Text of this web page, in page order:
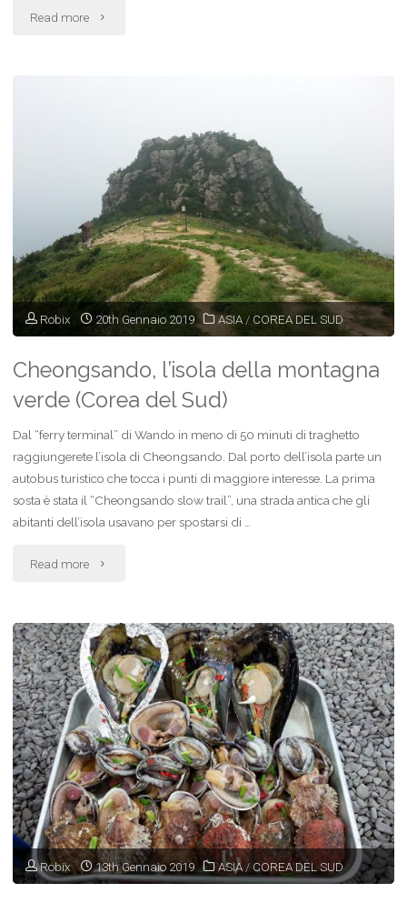
Read more "Bali
Robix 20th Gennaio 2019 ASIA / COREA DEL SUD
Cheongsando, l’isola della montagna
verde (Corea del Sud)
Dal “ferry terminal” di Wando in meno di 50 minuti di traghetto
raggiungerete l’isola di Cheongsando. Dal porto dell’isola parte un
autobus turistico che tocca i punti di maggiore interesse. La prima
sosta è stata il “Cheongsando slow trail”, una strada antica che gli
abitanti dell’isola usavano per spostarsi di …
Read more "Cheongsando,
della
montagna
verde
(Corea
del
Sud)"
Robix 13th Gennaio 2019 ASIA / COREA DEL SUD